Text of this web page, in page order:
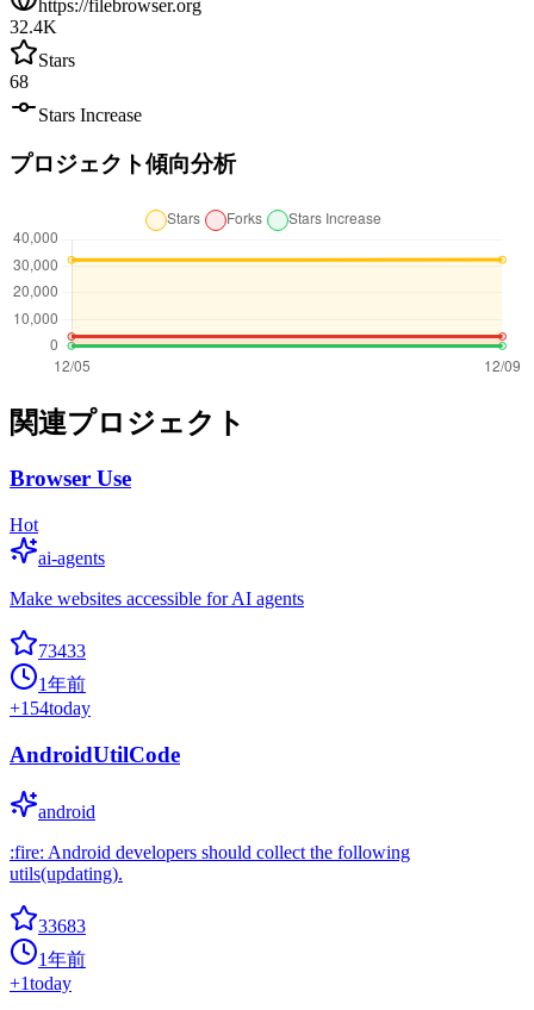
https://filebrowser.org
32.4K
Stars
68
Stars Increase
プロジェクト傾向分析
関連プロジェクト
Browser Use
Hot
ai-agents
Make websites accessible for AI agents
73433
1年前
+154today
AndroidUtilCode
android
:fire: Android developers should collect the following
utils(updating).
33683
1年前
+1today